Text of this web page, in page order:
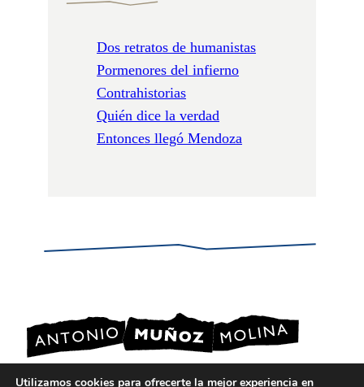
Dos retratos de humanistas
Pormenores del infierno
Contrahistorias
Quién dice la verdad
Entonces llegó Mendoza
Utilizamos cookies para ofrecerte la mejor experiencia en